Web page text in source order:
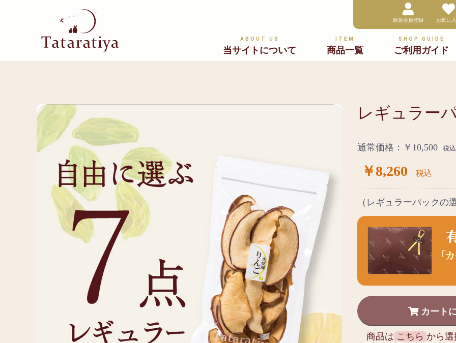
新規会員登録 お気に
ABOUT US
当サイトについて
ITEM
商品一覧
SHOP GUIDE
ご利用ガイド
レギュラー
通常価格：￥10,500 税込
￥8,260 税込
（レギュラーパックの
カート
商品は こちら から